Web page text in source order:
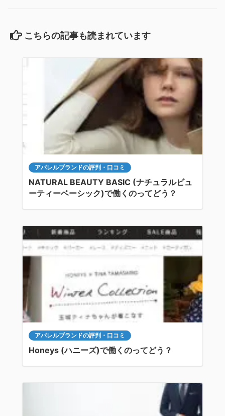
こちらの記事も読まれています
アパレルブランドの評判・口コミ
NATURAL BEAUTY BASIC (ナチュラルビュ
ーティーベーシック)で働くのってどう？
アパレルブランドの評判・口コミ
Honeys (ハニーズ)で働くのってどう？